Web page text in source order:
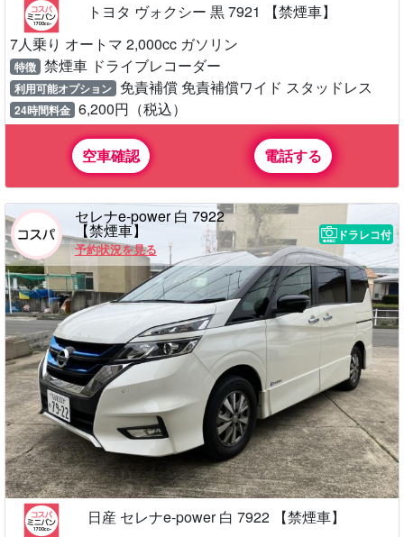
トヨタ ヴォクシー 黒 7921 【禁煙車】
7人乗り オートマ 2,000cc ガソリン
特徴 禁煙車 ドライブレコーダー
利用可能オプション 免責補償 免責補償ワイド スタッドレス
24時間料金 6,200円（税込）
空車確認 電話する
セレナe-power 白 7922
【禁煙車】
予約状況を見る
ドラレコ付
日産 セレナe-power 白 7922 【禁煙車】